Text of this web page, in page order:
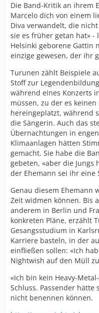
Die Band-Kritik an ihrem
Marcelo dich von einem
Diva verwandelt, die
sie es früher getan hat» -
Helsinki geborene Gattin
einzige gewesen, der ihr
Turunen zählt Beispiele
Stoff zur
während eines Konzerts
müssen, zu der es keinen
hereingeplatzt, während
die Sängerin. Auch das
Übernachtungen in
Klimaanlagen hätten
gemacht. Sie habe die
gebeten, «aber die
der Ehemann sei ihr eine
Genau diesem Ehemann
Zeit widmen können. Bis
anderem in Berlin und
konkreten Pläne, erzählt
Gesangsstudium in
Karriere basteln, in der
einfließen sollen: «Ich
Nightwish auf den Müll
«Ich bin kein Heavy-
Schluss. Passender
nicht benennen können.